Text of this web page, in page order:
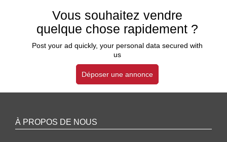
Vous souhaitez vendre
quelque chose rapidement ?
Post your ad quickly, your personal data secured with
us
Déposer une annonce
À PROPOS DE NOUS